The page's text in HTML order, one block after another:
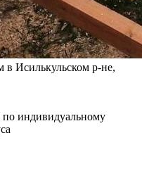
в Исилькульском р-не,
по индивидуальному